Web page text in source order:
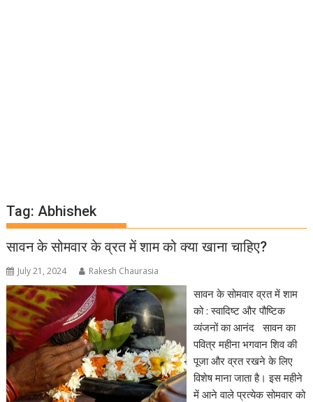
Tag: Abhishek
सावन के सोमवार के व्रत में शाम को क्या खाना चाहिए?
July 21, 2024 Rakesh Chaurasia
सावन के सोमवार व्रत में शाम
को : स्वादिष्ट और पौष्टिक
व्यंजनों का आनंद सावन का
पवित्र महीना भगवान शिव की
पूजा और व्रत रखने के लिए
विशेष माना जाता है। इस महीने
में आने वाले प्रत्येक सोमवार को